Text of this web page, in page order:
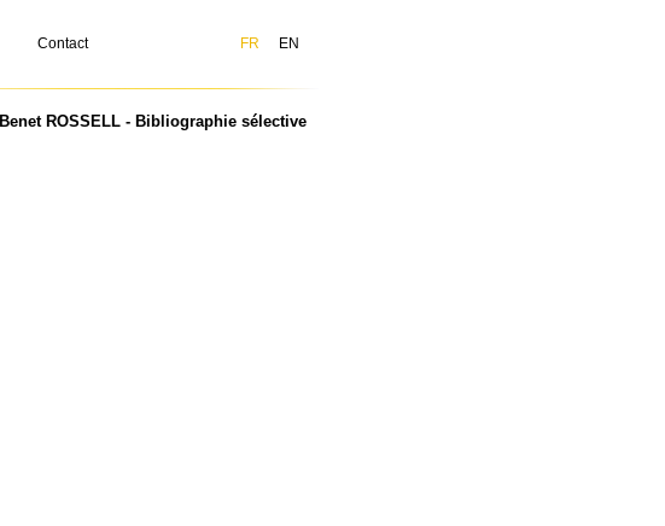
Contact FR EN
Benet ROSSELL - Bibliographie sélective